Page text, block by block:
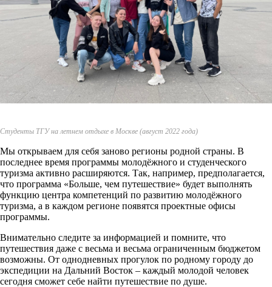
Студенты ТГУ на летнем отдыхе в Москве (август 2022 года)
Мы открываем для себя заново регионы родной страны. В
последнее время программы молодёжного и студенческого
туризма активно расширяются. Так, например, предполагается,
что программа «Больше, чем путешествие» будет выполнять
функцию центра компетенций по развитию молодёжного
туризма, а в каждом регионе появятся проектные офисы
программы.
Внимательно следите за информацией и помните, что
путешествия даже с весьма и весьма ограниченным бюджетом
возможны. От однодневных прогулок по родному городу до
экспедиции на Дальний Восток – каждый молодой человек
сегодня сможет себе найти путешествие по душе.